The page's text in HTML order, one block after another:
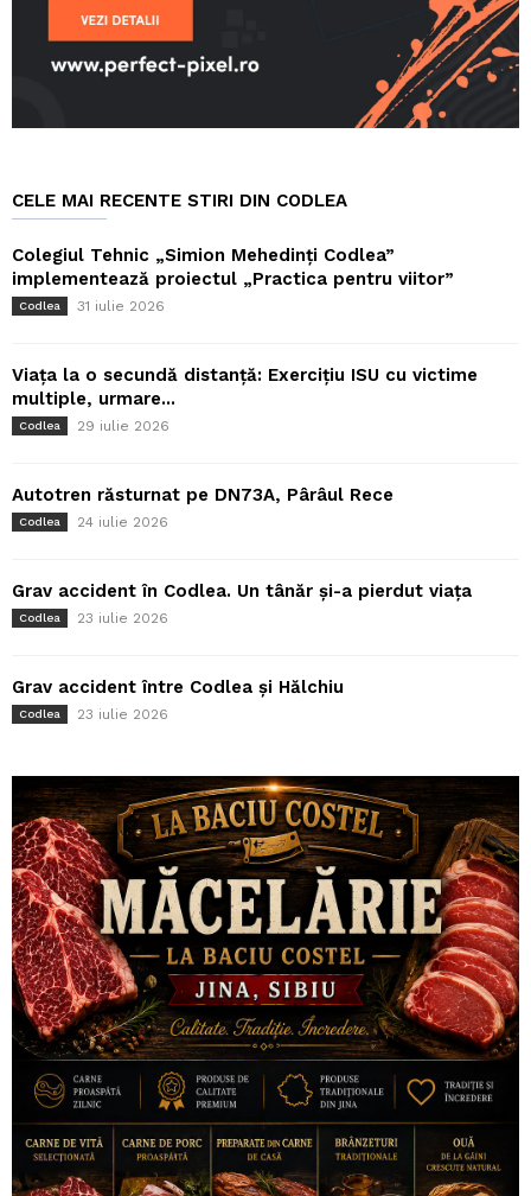
CELE MAI RECENTE STIRI DIN CODLEA
Colegiul Tehnic „Simion Mehedinți Codlea”
implementează proiectul „Practica pentru viitor”
Codlea 31 iulie 2026
Viața la o secundă distanță: Exercițiu ISU cu victime
multiple, urmare...
Codlea 29 iulie 2026
Autotren răsturnat pe DN73A, Pârâul Rece
Codlea 24 iulie 2026
Grav accident în Codlea. Un tânăr și-a pierdut viața
Codlea 23 iulie 2026
Grav accident între Codlea și Hălchiu
Codlea 23 iulie 2026